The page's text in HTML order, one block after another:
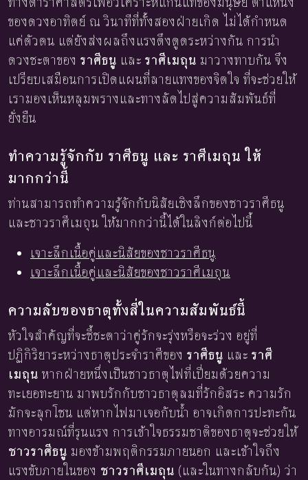
ของดวงอาทิตย์ ณ วินาทีที่ทั้งสองฝ่ายเกิด ไม่ได้กำหนด
แค่ตัวตน แต่ยังส่งผลถึงแรงดึงดูดระหว่างกัน การนำ
ดวงชะตาของ ราศีธนู และ ราศีเมถุน มาวางทาบกัน จึง
เปรียบเสมือนการเปิดแผนที่ลายแทงของจิตใจ ที่จะช่วยให้
เรามองเห็นหลุมพรางและทางลัดไปสู่ความสัมพันธ์ที่
ยั่งยืน
ทำความรู้จักกับ ราศีธนู และ ราศีเมถุน ให้
มากกว่านี้
ท่านสามารถทำความรู้จักกับนิสัยเชิงลึกของชาวราศีธนู
และชาวราศีเมถุน ให้มากกว่านี้ได้ในลิงก์ต่อไปนี้
เจาะลึกเนื้อคู่และนิสัยของชาวราศีธนู
เจาะลึกเนื้อคู่และนิสัยของชาวราศีเมถุน
ความลับของธาตุทั้งสี่ในความสัมพันธ์นี้
หัวใจสำคัญที่จะชี้ชะตาว่าคู่รักจะรุ่งหรือจะร่วง อยู่ที่
ปฏิกิริยาระหว่างธาตุประจำราศีของ ราศีธนู และ ราศี
เมถุน หากฝ่ายหนึ่งเป็นชาวธาตุไฟที่เปี่ยมด้วยความ
ทะเยอทะยาน มาพบรักกับชาวธาตุลมที่รักอิสระ ความรัก
มักจะลุกโชน แต่หากไฟมาเจอกับน้ำ อาจเกิดการปะทะกัน
ทางอารมณ์ที่รุนแรง การเข้าใจธรรมชาติของธาตุจะช่วยให้
ชาวราศีธนู มองข้ามพฤติกรรมภายนอก และเข้าใจถึง
แรงขับภายในของ ชาวราศีเมถุน (และในทางกลับกัน) ว่า